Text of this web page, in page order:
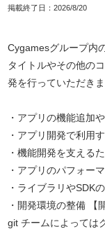
掲載終了日： 2026/8/20
Cygamesグループ内
タイトルやその他の
発を行っていただきま
・アプリの機能追加
・アプリ開発で利用
・機能開発を支える
・アプリのパフォー
・ライブラリやSDK
・開発環境の整備 【
git チームによっては